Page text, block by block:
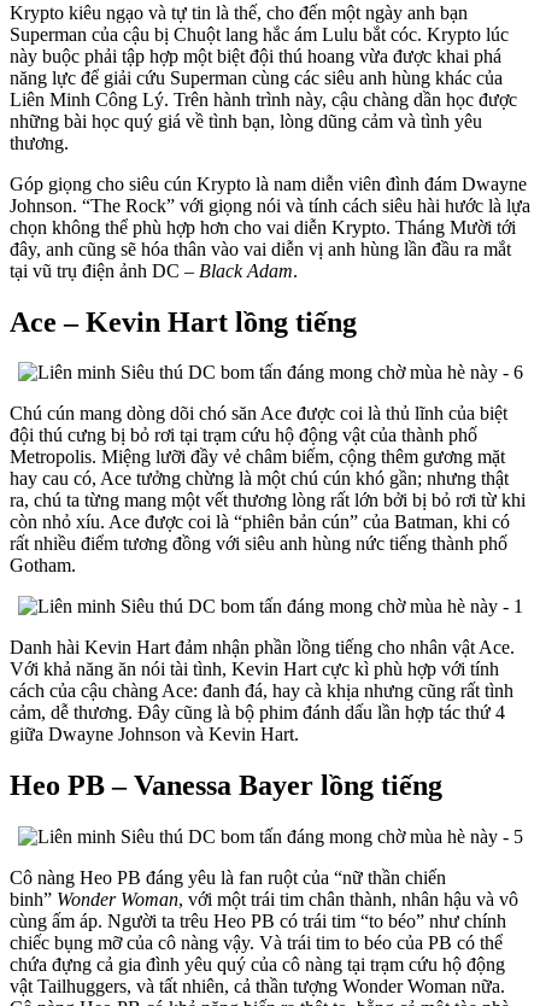
Krypto kiêu ngạo và tự tin là thế, cho đến một ngày anh bạn
Superman của cậu bị Chuột lang hắc ám Lulu bắt cóc. Krypto lúc
này buộc phải tập hợp một biệt đội thú hoang vừa được khai phá
năng lực để giải cứu Superman cùng các siêu anh hùng khác của
Liên Minh Công Lý. Trên hành trình này, cậu chàng dần học được
những bài học quý giá về tình bạn, lòng dũng cảm và tình yêu
thương.
Góp giọng cho siêu cún Krypto là nam diễn viên đình đám Dwayne
Johnson. “The Rock” với giọng nói và tính cách siêu hài hước là lựa
chọn không thể phù hợp hơn cho vai diễn Krypto. Tháng Mười tới
đây, anh cũng sẽ hóa thân vào vai diễn vị anh hùng lần đầu ra mắt
tại vũ trụ điện ảnh DC – Black Adam.
Ace – Kevin Hart lồng tiếng
Chú cún mang dòng dõi chó săn Ace được coi là thủ lĩnh của biệt
đội thú cưng bị bỏ rơi tại trạm cứu hộ động vật của thành phố
Metropolis. Miệng lưỡi đầy vẻ châm biếm, cộng thêm gương mặt
hay cau có, Ace tưởng chừng là một chú cún khó gần; nhưng thật
ra, chú ta từng mang một vết thương lòng rất lớn bởi bị bỏ rơi từ khi
còn nhỏ xíu. Ace được coi là “phiên bản cún” của Batman, khi có
rất nhiều điểm tương đồng với siêu anh hùng nức tiếng thành phố
Gotham.
Danh hài Kevin Hart đảm nhận phần lồng tiếng cho nhân vật Ace.
Với khả năng ăn nói tài tình, Kevin Hart cực kì phù hợp với tính
cách của cậu chàng Ace: đanh đá, hay cà khịa nhưng cũng rất tình
cảm, dễ thương. Đây cũng là bộ phim đánh dấu lần hợp tác thứ 4
giữa Dwayne Johnson và Kevin Hart.
Heo PB – Vanessa Bayer lồng tiếng
Cô nàng Heo PB đáng yêu là fan ruột của “nữ thần chiến
binh” Wonder Woman, với một trái tim chân thành, nhân hậu và vô
cùng ấm áp. Người ta trêu Heo PB có trái tim “to béo” như chính
chiếc bụng mỡ của cô nàng vậy. Và trái tim to béo của PB có thể
chứa đựng cả gia đình yêu quý của cô nàng tại trạm cứu hộ động
vật Tailhuggers, và tất nhiên, cả thần tượng Wonder Woman nữa.